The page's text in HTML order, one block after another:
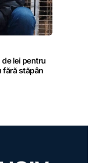
lei pentru
fără stăpân